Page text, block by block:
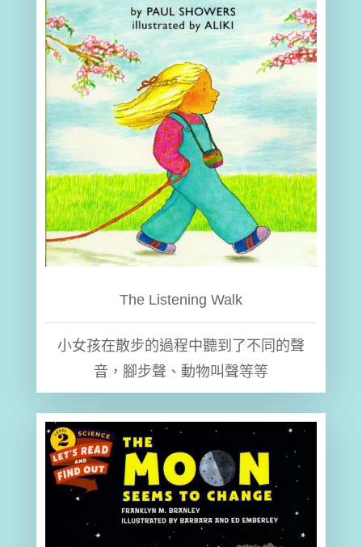
The Listening Walk
小女孩在散步的過程中聽到了不同的聲
音，腳步聲、動物叫聲等等